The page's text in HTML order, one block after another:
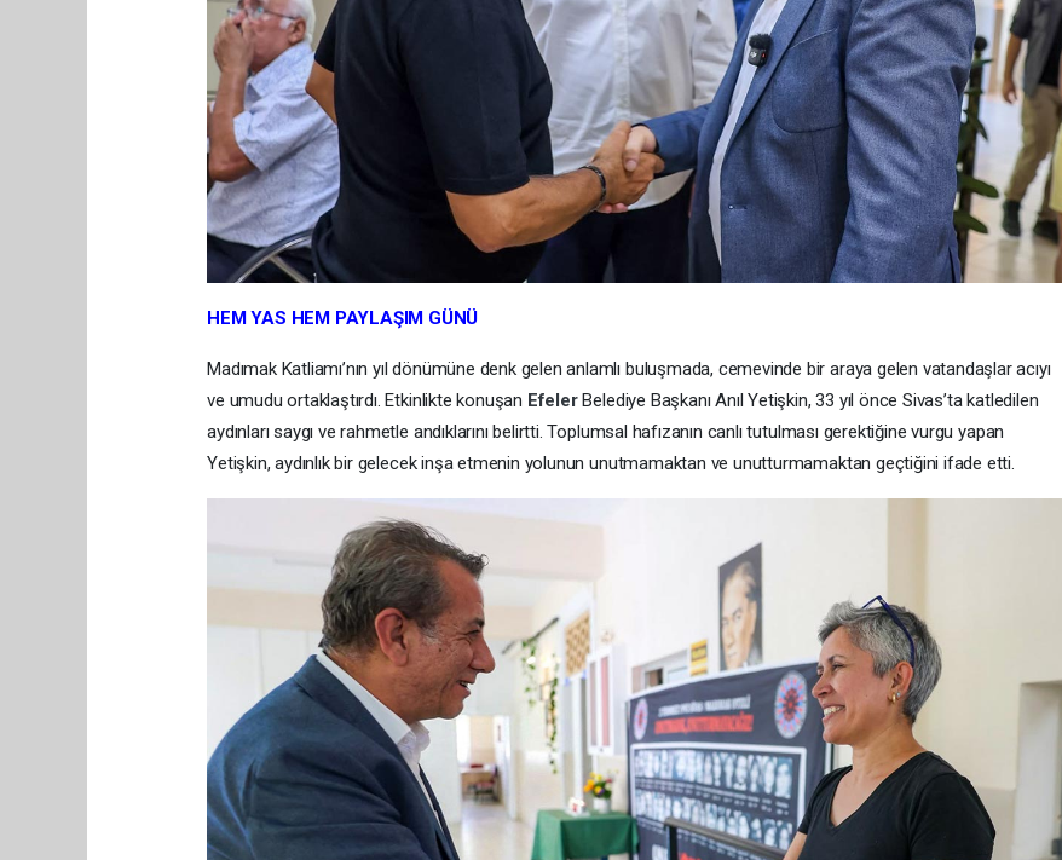
HEM YAS HEM PAYLAŞIM GÜNÜ
Madımak Katliamı’nın yıl dönümüne denk gelen anlamlı buluşmada, cemevinde bir araya gelen vatandaşlar acıyı
ve umudu ortaklaştırdı. Etkinlikte konuşan EfelerBelediye Başkanı Anıl Yetişkin, 33 yıl önce Sivas’ta katledilen
aydınları saygı ve rahmetle andıklarını belirtti. Toplumsal hafızanın canlı tutulması gerektiğine vurgu yapan
Yetişkin, aydınlık bir gelecek inşa etmenin yolunun unutmamaktan ve unutturmamaktan geçtiğini ifade etti.